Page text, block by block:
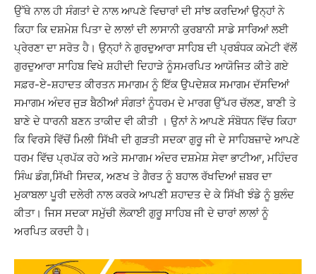
ਉੱਥੇ ਨਾਲ ਹੀ ਸੰਗਤਾਂ ਦੇ ਨਾਲ ਆਪਣੇ ਵਿਚਾਰਾਂ ਦੀ ਸਾਂਝ ਕਰਦਿਆਂ ਉਨ੍ਹਾਂ ਨੇ
ਕਿਹਾ ਕਿ ਦਸ਼ਮੇਸ਼ ਪਿਤਾ ਦੇ ਲਾਲਾਂ ਦੀ ਲਾਸਾਨੀ ਕੁਰਬਾਨੀ ਸਾਡੇ ਸਾਰਿਆਂ ਲਈ
ਪ੍ਰੇਰਣਾ ਦਾ ਸਰੋਤ ਹੈ। ਉਨ੍ਹਾਂ ਨੇ ਗੁਰਦੁਆਰਾ ਸਾਹਿਬ ਦੀ ਪ੍ਰਬੰਧਕ ਕਮੇਟੀ ਵੱਲੋਂ
ਗੁਰਦੁਆਰਾ ਸਾਹਿਬ ਵਿਖੇ ਸ਼ਹੀਦੀ ਦਿਹਾੜੇ ਨੂੰਸਮਰਪਿਤ ਆਯੋਜਿਤ ਕੀਤੇ ਗਏ
ਸਫ਼ਰ-ਏ-ਸ਼ਹਾਦਤ ਕੀਰਤਨ ਸਮਾਗਮ ਨੂੰ ਇੱਕ ਉਪਦੇਸ਼ਕ ਸਮਾਗਮ ਦੱਸਦਿਆਂ
ਸਮਾਗਮ ਅੰਦਰ ਜੁੜ ਬੈਠੀਆਂ ਸੰਗਤਾਂ ਨੂੰਧਰਮ ਦੇ ਮਾਰਗ ਉੱਪਰ ਚੱਲਣ, ਬਾਣੀ ਤੇ
ਬਾਣੇ ਦੇ ਧਾਰਨੀ ਬਣਨ ਤਾਕੀਦ ਵੀ ਕੀਤੀ । ਉਨਾਂ ਨੇ ਆਪਣੇ ਸੰਬੋਧਨ ਵਿੱਚ ਕਿਹਾ
ਕਿ ਵਿਰਸੇ ਵਿੱਚੋਂ ਮਿਲੀ ਸਿੱਖੀ ਦੀ ਗੁੜਤੀ ਸਦਕਾ ਗੁਰੂ ਜੀ ਦੇ ਸਾਹਿਬਜ਼ਾਦੇ ਆਪਣੇ
ਧਰਮ ਵਿੱਚ ਪ੍ਰਪੱਕ ਰਹੇ ਅਤੇ ਸਮਾਗਮ ਅੰਦਰ ਦਸ਼ਮੇਸ਼ ਸੇਵਾ ਭਾਟੀਆ, ਮਹਿੰਦਰ
ਸਿੰਘ ਡੰਗ,ਸਿੱਖੀ ਸਿਦਕ, ਅਣਖ ਤੇ ਗੈਰਤ ਨੂੰ ਬਹਾਲ ਰੱਖਦਿਆਂ ਜ਼ਬਰ ਦਾ
ਮੁਕਾਬਲਾ ਪੂਰੀ ਦਲੇਰੀ ਨਾਲ ਕਰਕੇ ਆਪਣੀ ਸ਼ਹਾਦਤ ਦੇ ਕੇ ਸਿੱਖੀ ਝੰਡੇ ਨੂੰ ਬੁਲੰਦ
ਕੀਤਾ। ਜਿਸ ਸਦਕਾ ਸਮੁੱਚੀ ਲੋਕਾਈ ਗੁਰੂ ਸਾਹਿਬ ਜੀ ਦੇ ਚਾਰਾਂ ਲਾਲਾਂ ਨੂੰ
ਅਰਪਿਤ ਕਰਦੀ ਹੈ।